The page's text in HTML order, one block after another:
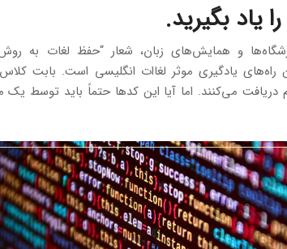
و همایش‌های زبان، شعار “حفظ لغات به
راه‌های یادگیری موثر لغاات انگلیسی است. بابت
می‌کنند. اما آیا این کدها حتماً باید توسط یک